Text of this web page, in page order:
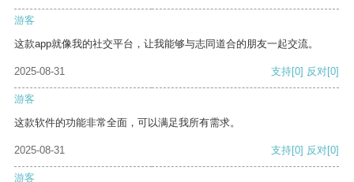
游客
这款app就像我的社交平台，让我能够与志同道合的朋友一起交流。
2025-08-31 支持[0] 反对[0]
游客
这款软件的功能非常全面，可以满足我所有需求。
2025-08-31 支持[0] 反对[0]
游客